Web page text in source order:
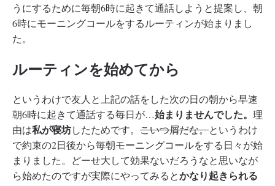
うにするために毎朝6時に起きて通話しようと提案し、朝
6時にモーニングコールをするルーティンが始まりまし
た。
ルーティンを始めてから
というわけで友人と上記の話をした次の日の朝から早速
朝6時に起きて通話する毎日が…始まりませんでした。 理
由は私が寝坊したためです。 こいつ屑だな。というわけ
で約束の2日後から毎朝モーニングコールをする日々が始
まりました。どーせ大して効果ないだろうなと思いなが
ら始めたのですが実際にやってみるとかなり起きられる